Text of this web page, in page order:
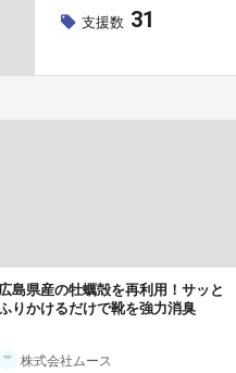
支援数 31
広島県産の牡蠣殻を再利用！サッと
りかけるだけで靴を強力消臭
株式会社ムース